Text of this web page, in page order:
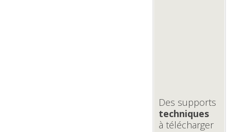
Des supports
techniques
à télécharger